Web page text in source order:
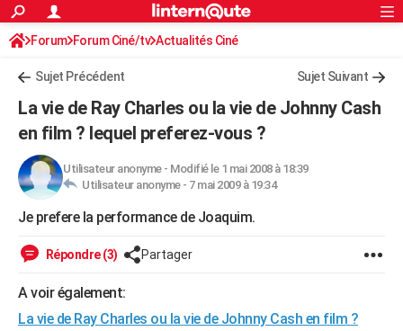
ACTUALITÉS
Politique
Société
Faits Divers
Education
Monde
Villes
+
Programme TV
Streaming
Cinéma
Sorties cinéma
Musique
FINANCE
Retraite
Impôts
Epargne
Immobilier
Risques naturels par ville
Banque
Assurance
Crédit
AUTO
Essais
Réserver un essai
Citadines
Berlines
SUV
Forum auto
HIGH-TECH
Guides de France
Escapades
Patrimoine
Expositions
Musées
Week-end nature
+LIFESTYLE
S'inscrire
Connexion
Forum Forum Ciné/tv Actualités Ciné
Sujet Précédent Sujet Suivant
La vie de Ray Charles ou la vie de Johnny Cash
en film ? lequel preferez-vous ?
Utilisateur anonyme- Modifié le 1 mai 2008 à 18:39
Utilisateur anonyme - 7 mai 2009 à 19:34
Je prefere la performance de Joaquim.
Répondre (3) Partager
A voir également:
La vie de Ray Charles ou la vie de Johnny Cash en film ?